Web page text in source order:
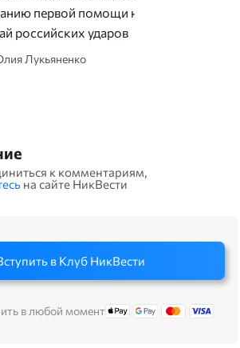
первой помощи на
российских ударов
Лукьяненко
к комментариям,
на сайте НикВести
в Клуб НикВести
в любой момент